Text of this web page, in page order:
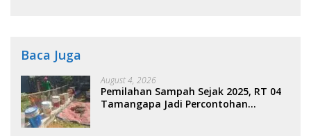
Baca Juga
August 4, 2026
Pemilahan Sampah Sejak 2025, RT 04
Tamangapa Jadi Percontohan